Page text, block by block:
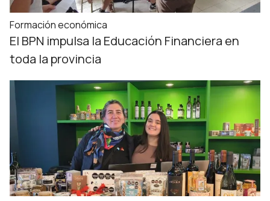
Formación económica
El BPN impulsa la Educación Financiera en
toda la provincia